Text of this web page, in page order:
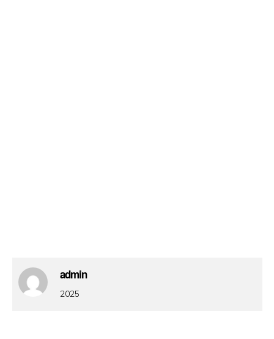
admin
2025